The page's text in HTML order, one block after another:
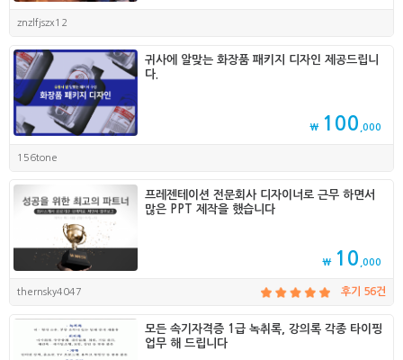
znzlfjszx12
귀사에 알맞는 화장품 패키지 디자인 제공드립니
다.
₩ 100 ,000
156tone
프레젠테이션 전문회사 디자이너로 근무 하면서
많은 PPT 제작을 했습니다
₩ 10 ,000
thernsky4047 후기 56건
모든 속기자격증 1급 녹취록, 강의록 각종 타이핑
업무 해 드립니다